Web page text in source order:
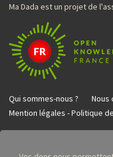
Ma Dada est un projet de
Qui sommes-nous ? Nous
Mention légales - Politique